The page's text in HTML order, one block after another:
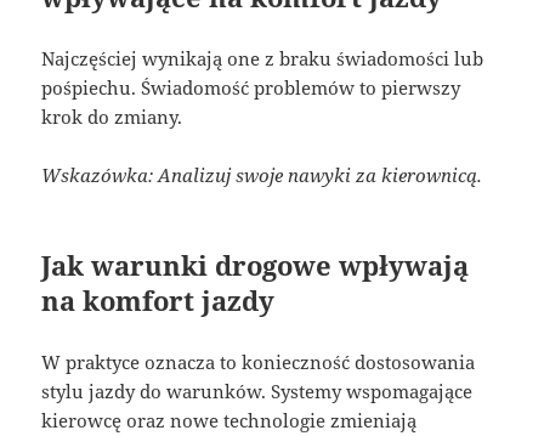
Najczęściej wynikają one z braku świadomości lub
pośpiechu. Świadomość problemów to pierwszy
krok do zmiany.
Wskazówka: Analizuj swoje nawyki za kierownicą.
Jak warunki drogowe wpływają
na komfort jazdy
W praktyce oznacza to konieczność dostosowania
stylu jazdy do warunków. Systemy wspomagające
kierowcę oraz nowe technologie zmieniają